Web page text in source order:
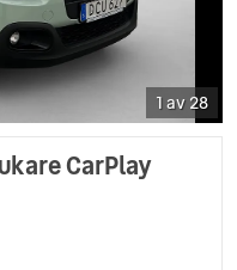
1 av 28
CarPlay